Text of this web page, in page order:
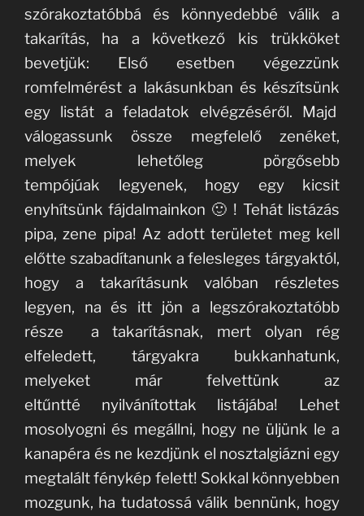
szórakoztatóbbá és könnyedebbé válik a
takarítás, ha a következő kis trükköket
bevetjük: Első esetben végezzünk
romfelmérést a lakásunkban és készítsünk
egy listát a feladatok elvégzéséről. Majd
válogassunk össze megfelelő zenéket,
melyek lehetőleg pörgősebb
tempójúak legyenek, hogy egy kicsit
enyhítsünk fájdalmainkon 🙂 ! Tehát listázás
pipa, zene pipa! Az adott területet meg kell
előtte szabadítanunk a felesleges tárgyaktól,
hogy a takarításunk valóban részletes
legyen, na és itt jön a legszórakoztatóbb
része a takarításnak, mert olyan rég
elfeledett, tárgyakra bukkanhatunk,
melyeket már felvettünk az
eltűntté nyilvánítottak listájába! Lehet
mosolyogni és megállni, hogy ne üljünk le a
kanapéra és ne kezdjünk el nosztalgiázni egy
megtalált fénykép felett! Sokkal könnyebben
mozgunk, ha tudatossá válik bennünk, hogy